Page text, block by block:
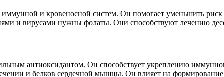
и кровеносной систем. Он помогает уменьшить риск
и вирусами нужны фолаты. Они способствуют лечению
антиоксидантом. Он способствует укреплению
и белков сердечной мышцы. Он влияет на